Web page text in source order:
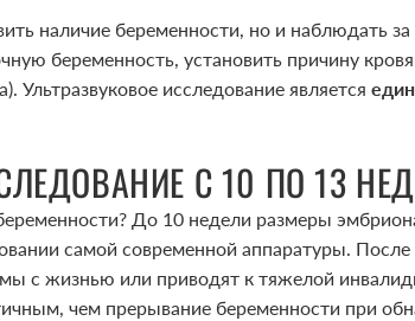
наличие беременности, но и наблюдать
беременность, установить причину
исследование является
С 10 ПО 13
До 10 недели размеры
самой современной аппаратуры.
с жизнью или приводят к тяжелой
чем прерывание беременности при